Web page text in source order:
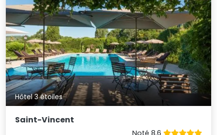
Hôtel 3 étoiles
Saint-Vincent